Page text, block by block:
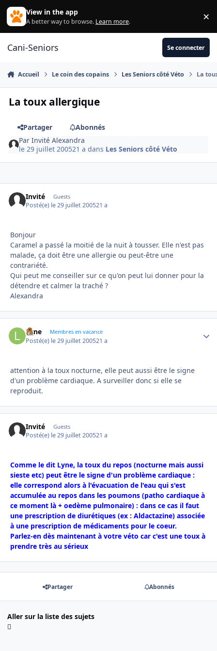
Aller au contenu
View in the app
A better way to browse. Learn more. ×
Cani-Seniors Se connecter
Accueil Le coin des copains Les Seniors côté Véto La
La toux allergique
Partager
Abonnés
ParInvité Alexandra
le 29 juillet 200521 a dans Les Seniors côté Véto
Invité Guests
Posté(e) le 29 juillet 200521 a
Bonjour
Caramel a passé la moitié de la nuit à tousser. Elle n'est pas
malade, ça doit être une allergie ou peut-être une
contrariété.
Qui peut me conseiller sur ce qu'on peut lui donner pour la
détendre et calmer la traché ?
Alexandra
Lyne Membres en vacance
Posté(e) le 29 juillet 200521 a
attention à la toux nocturne, elle peut aussi être le signe
d'un problème cardiaque. A surveiller donc si elle se
reproduit.
Invité Guests
Posté(e) le 29 juillet 200521 a
Comme le dit Lyne, la toux du repos (nocturne mais aussi
sieste etc) peut être le signe d'un problème cardiaque :
elle correspond alors à l'évacuation de l'eau qui s'est
accumulée au repos dans les poumons (patho cardiaque à
ce moment là + oedème pulmonaire) : dans ce cas il faut
une prescription de diurétiques (ex : Aldactazine) associée
à une prescription de médicaments pour le coeur.
Parlez-en dès maintenant à votre véto car c'est une toux à
prendre très au sérieux
Partager Abonnés
Aller sur la liste des sujets